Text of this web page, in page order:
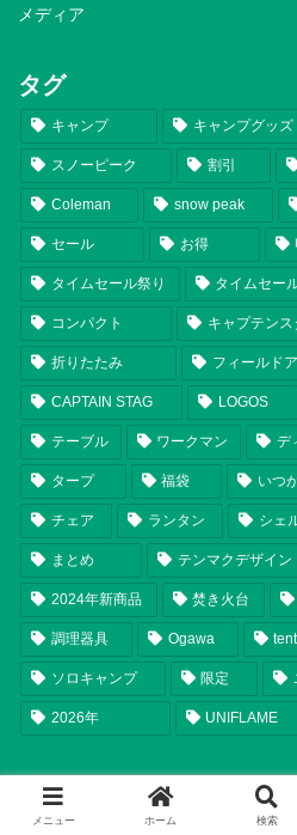
メディア
タグ
キャンプ キャンプグッズ
スノーピーク 割引
Coleman snow peak
セール お得
タイムセール祭り タイムセー
コンパクト キャプテン
折りたたみ フィールドア
CAPTAIN STAG LOGOS
テーブル ワークマン デ
タープ 福袋 いつ
チェア ランタン シェ
まとめ テンマクデザイン
2024年新商品 焚き火台
調理器具 Ogawa
ソロキャンプ 限定
2026年 UNIFLAME
メニュー ホーム 検索